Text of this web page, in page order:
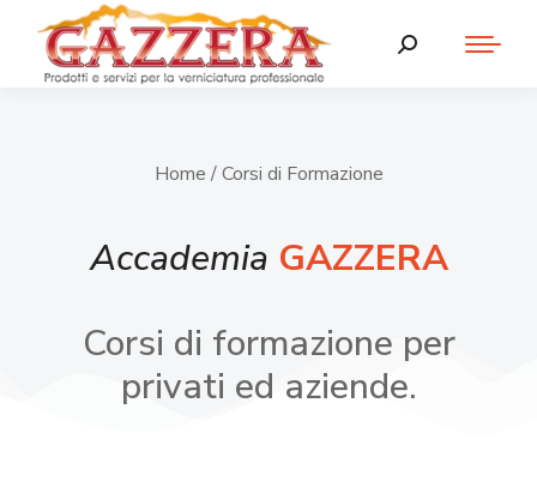
Home / Corsi di Formazione
Accademia GAZZERA
Corsi di formazione per
privati ed aziende.